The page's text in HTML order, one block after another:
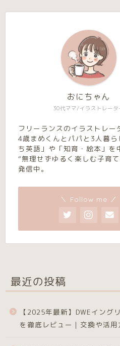
30代ママ/イラストレータ
おにちゃん
フリーランスのイラストレー
4歳まめくんとパパと3人暮ら
ち英語」や「知育・絵本」を
“無理せずゆるく楽しむ子育
発信中。
＼ Follow me ／
最近の投稿
【2025年最新】DWEイング
を徹底レビュー｜交換や活用